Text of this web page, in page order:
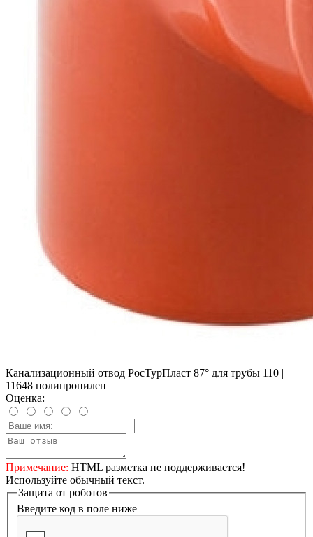
Канализационный отвод РосТурПласт 87° для трубы 110 |
11648 полипропилен
Оценка:
Примечание: HTML разметка не поддерживается!
Используйте обычный текст.
Защита от роботов
Введите код в поле ниже